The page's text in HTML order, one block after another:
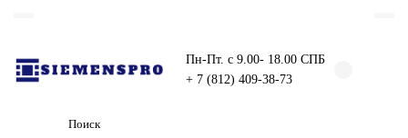
Пн-Пт. с 9.00- 18.00 СПБ
+ 7 (812) 409-38-73